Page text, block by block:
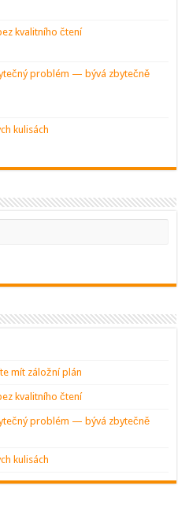
kvalitního čtení
problém — bývá zbytečně
kulisách
mít záložní plán
kvalitního čtení
problém — bývá zbytečně
kulisách